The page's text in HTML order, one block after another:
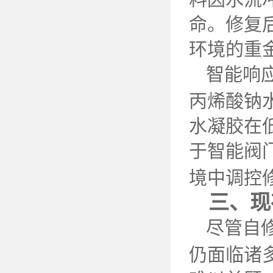
命。修复
环境的重
智能响
丙烯酸钠
水凝胶在
于智能阀
境中调控
三、
尽管自
仍面临诸